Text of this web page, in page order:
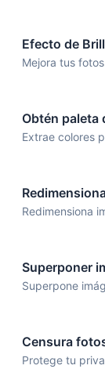
Efecto de
Mejora tus
Obtén paleta
Extrae colores
Redimensiona
Superponer
Superpone
Censura
Protege tu